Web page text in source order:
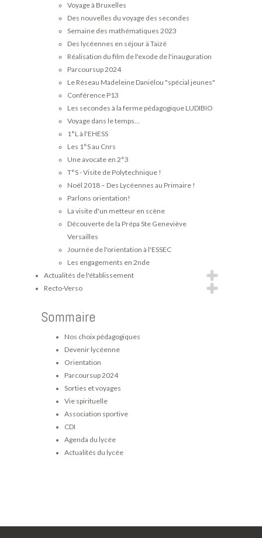
Voyage à Bruxelles
Des nouvelles du voyage des secondes
Semaine des mathématiques 2023
Des lycéennes en séjour à Taizé
Réalisation du film de l'exode de l'inauguration
Parcoursup 2024
Le Réseau Madeleine Daniélou "spécial jeunes"
Conférence P13
Les secondes à la ferme pédagogique LUDIBIO
Voyage dans le temps...
1°L à l'EHESS
Les 1°S au Cnrs
Une avocate en 2°3
T°S - Visite de Polytechnique !
Noël 2018 – Des Lycéennes au Primaire !
Parlons orientation!
La visite d'un metteur en scène
Découverte de la Prépa Ste Geneviève
Versailles
Journée de l'orientation à l'ESSEC
Les engagements en 2nde
Actualités de l'établissement
Recto-Verso
Sommaire
Nos choix pédagogiques
Devenir lycéenne
Orientation
Parcoursup 2024
Sorties et voyages
Vie spirituelle
Association sportive
CDI
Agenda du lycée
Actualités du lycée